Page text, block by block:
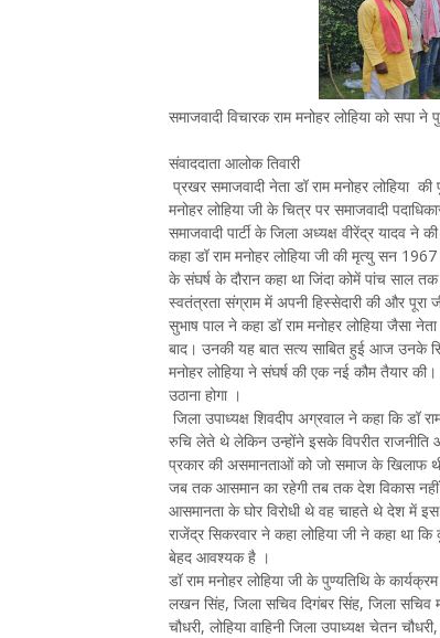
समाजवादी विचारक राम मनोहर लोहिया को सपा ने
संवाददाता आलोक तिवारी
प्रखर समाजवादी नेता डॉ राम मनोहर लोहिया की
मनोहर लोहिया जी के चित्र पर समाजवादी
समाजवादी पार्टी के जिला अध्यक्ष वीरेंद्र यादव
कहा डॉ राम मनोहर लोहिया जी की मृत्यु सन
के संघर्ष के दौरान कहा था जिंदा कोमें पांच साल
स्वतंत्रता संग्राम में अपनी हिस्सेदारी की और
सुभाष पाल ने कहा डॉ राम मनोहर लोहिया जैसा
बाद। उनकी यह बात सत्य साबित हुई आज उनके
मनोहर लोहिया ने संघर्ष की एक नई कौम तैयार
उठाना होगा ।
जिला उपाध्यक्ष शिवदीप अग्रवाल ने कहा कि डॉ
रुचि लेते थे लेकिन उन्होंने इसके विपरीत राजनीति
प्रकार की असमानताओं को जो समाज के खिलाफ
जब तक आसमान का रहेगी तब तक देश विकास नहीं
आसमानता के घोर विरोधी थे वह चाहते थे देश में
राजेंद्र सिकरवार ने कहा लोहिया जी ने कहा था
बेहद आवश्यक है ।
डॉ राम मनोहर लोहिया जी के पुण्यतिथि के
लखन सिंह, जिला सचिव दिगंबर सिंह, जिला सचिव
चौधरी, लोहिया वाहिनी जिला उपाध्यक्ष चेतन